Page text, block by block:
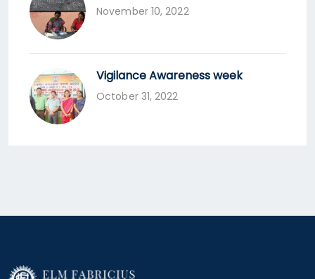
November 10, 2022
Vigilance Awareness week
October 31, 2022